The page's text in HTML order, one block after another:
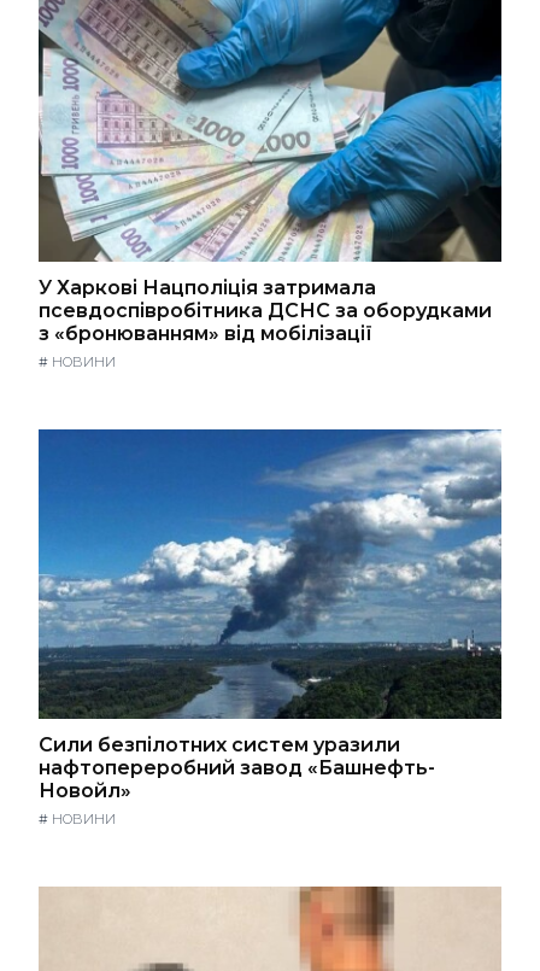
У Харкові Нацполіція затримала
псевдоспівробітника ДСНС за оборудками
з «бронюванням» від мобілізації
# НОВИНИ
Сили безпілотних систем уразили
нафтопереробний завод «Башнефть-
Новойл»
# НОВИНИ